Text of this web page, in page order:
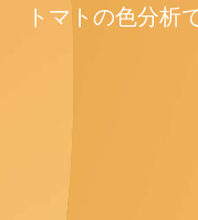
トマトの色分析